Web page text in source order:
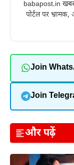
babapost.in
पोर्टल पर
Join
Join
और पढ़ें